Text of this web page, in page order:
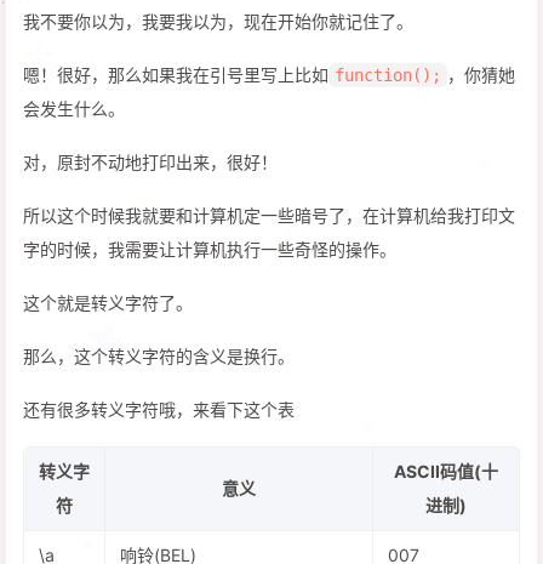
我不要你以为，我要我以为，现在开始你就记住了。
嗯！很好，那么如果我在引号里写上比如 function();
，你猜她
会发生什么。
对，原封不动地打印出来，很好！
所以这个时候我就要和计算机定一些暗号了，在计算机给我打印文
字的时候，我需要让计算机执行一些奇怪的操作。
这个就是转义字符了。
那么，这个转义字符的含义是换行。
还有很多转义字符哦，来看下这个表
转义字
符
意义
ASCII码值(十
进制)
\a 响铃(BEL) 007